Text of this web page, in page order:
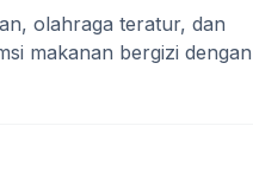
olahraga teratur, dan
makanan bergizi dengan